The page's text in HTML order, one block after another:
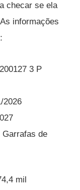
checar se ela
informações
3 P
2026
Garrafas de
mil